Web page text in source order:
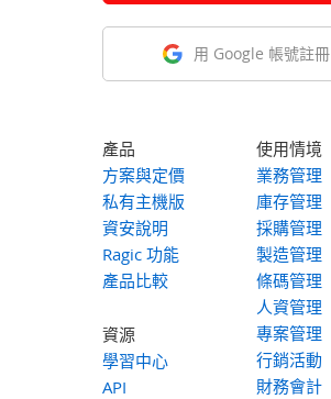
用 Google 帳號註冊
產品
方案與定價
私有主機版
資安說明
Ragic 功能
產品比較
資源
學習中心
API
使用情境
業務管理
庫存管理
採購管理
製造管理
條碼管理
人資管理
專案管理
行銷活動
財務會計